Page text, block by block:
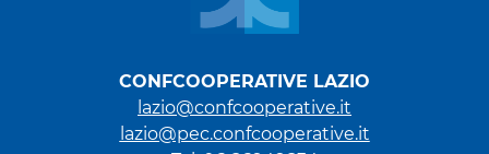
CONFCOOPERATIVE LAZIO
lazio@confcooperative.it
lazio@pec.confcooperative.it